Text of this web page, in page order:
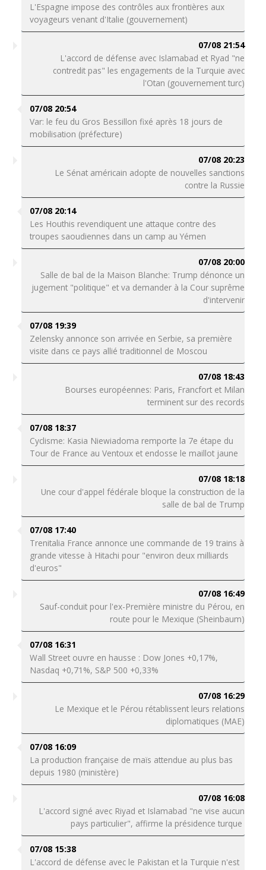
L'Espagne impose des contrôles aux frontières aux
voyageurs venant d'Italie (gouvernement)
07/08 21:54
L'accord de défense avec Islamabad et Ryad "ne
contredit pas" les engagements de la Turquie avec
l'Otan (gouvernement turc)
07/08 20:54
Var: le feu du Gros Bessillon fixé après 18 jours de
mobilisation (préfecture)
07/08 20:23
Le Sénat américain adopte de nouvelles sanctions
contre la Russie
07/08 20:14
Les Houthis revendiquent une attaque contre des
troupes saoudiennes dans un camp au Yémen
07/08 20:00
Salle de bal de la Maison Blanche: Trump dénonce un
jugement "politique" et va demander à la Cour suprême
d'intervenir
07/08 19:39
Zelensky annonce son arrivée en Serbie, sa première
visite dans ce pays allié traditionnel de Moscou
07/08 18:43
Bourses européennes: Paris, Francfort et Milan
terminent sur des records
07/08 18:37
Cyclisme: Kasia Niewiadoma remporte la 7e étape du
Tour de France au Ventoux et endosse le maillot jaune
07/08 18:18
Une cour d'appel fédérale bloque la construction de la
salle de bal de Trump
07/08 17:40
Trenitalia France annonce une commande de 19 trains à
grande vitesse à Hitachi pour "environ deux milliards
d'euros"
07/08 16:49
Sauf-conduit pour l'ex-Première ministre du Pérou, en
route pour le Mexique (Sheinbaum)
07/08 16:31
Wall Street ouvre en hausse : Dow Jones +0,17%,
Nasdaq +0,71%, S&P 500 +0,33%
07/08 16:29
Le Mexique et le Pérou rétablissent leurs relations
diplomatiques (MAE)
07/08 16:09
La production française de maïs attendue au plus bas
depuis 1980 (ministère)
07/08 16:08
L'accord signé avec Riyad et Islamabad "ne vise aucun
pays particulier", affirme la présidence turque
07/08 15:38
L'accord de défense avec le Pakistan et la Turquie n'est